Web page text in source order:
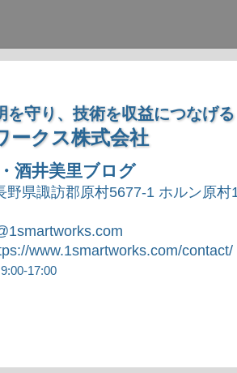
を守り、技術を収益につなげる
ークス株式会社
酒井美里ブログ
野県諏訪郡原村5677-1 ホルン原村
www.1smartworks.com/contact/
17:00